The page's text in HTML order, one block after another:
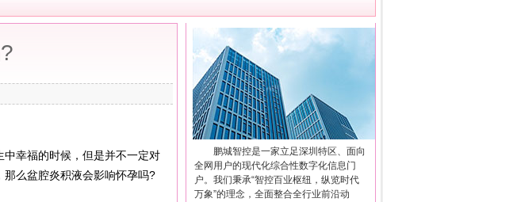
幸福的时候，但是并不一定对
么盆腔炎积液会影响怀孕吗?
鹏城智控是一家立足深圳特区、面向
全网用户的现代化综合性数字化信息门
户。我们秉承“智控百业枢纽，纵览时代
万象”的理念，全面整合全行业前沿动